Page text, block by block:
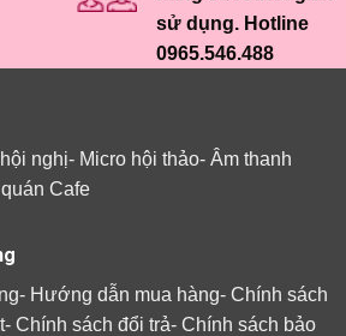
sử dụng. Hotline
0965.546.488
nghị- Micro hội thảo- Âm thanh
Cafe
- Hướng dẫn mua hàng- Chính sách
- Chính sách đổi trả- Chính sách bảo